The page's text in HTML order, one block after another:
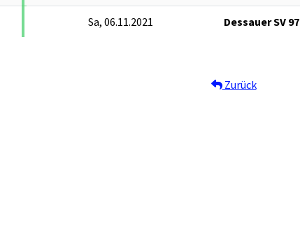
Sa, 06.11.2021 Dessauer SV 97
Zurück